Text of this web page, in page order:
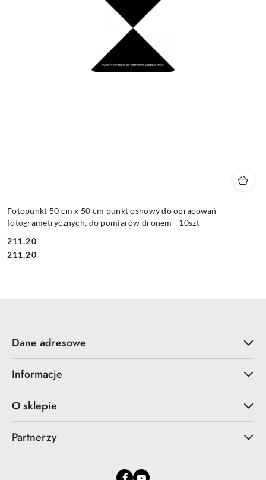
Fotopunkt 50 cm x 50 cm punkt osnowy do opracowań
fotogrametrycznych, do pomiarów dronem - 10szt
Cena:
211.20
Cena:
211.20
Dane adresowe
Informacje
O sklepie
Partnerzy